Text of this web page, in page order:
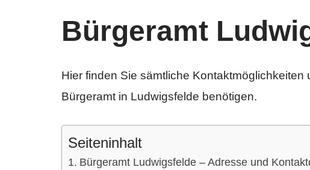
Bürgeramt
Hier finden Sie sämtliche
Bürgeramt in Ludwigsfelde benötigen.
Seiteninhalt
Bürgeramt Ludwigsfelde – Adresse und